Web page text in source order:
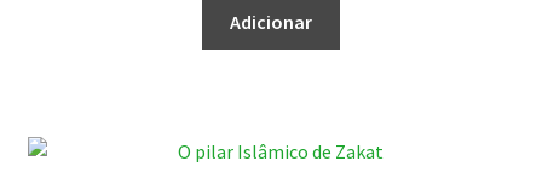
Adicionar